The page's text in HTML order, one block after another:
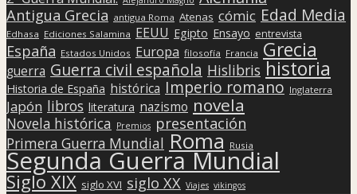
Antigua Grecia antigua Roma Atenas cómic Edad Media
Edhasa Ediciones Salamina EEUU Egipto Ensayo entrevista
España Estados Unidos Europa filosofía Francia Grecia
guerra Guerra civil española Hislibris historia
Historia de España histórica Imperio romano Inglaterra
Japón libros literatura nazismo novela
Novela histórica Premios presentación
Primera Guerra Mundial Roma Rusia
Segunda Guerra Mundial
Siglo XIX siglo XVI siglo XX Viajes vikingos